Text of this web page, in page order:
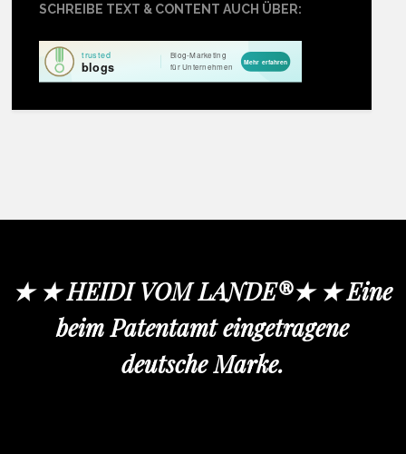
SCHREIBE TEXT & CONTENT AUCH ÜBER:
★ ★ HEIDI VOM LANDE®★ ★ Eine
beim Patentamt eingetragene
deutsche Marke.